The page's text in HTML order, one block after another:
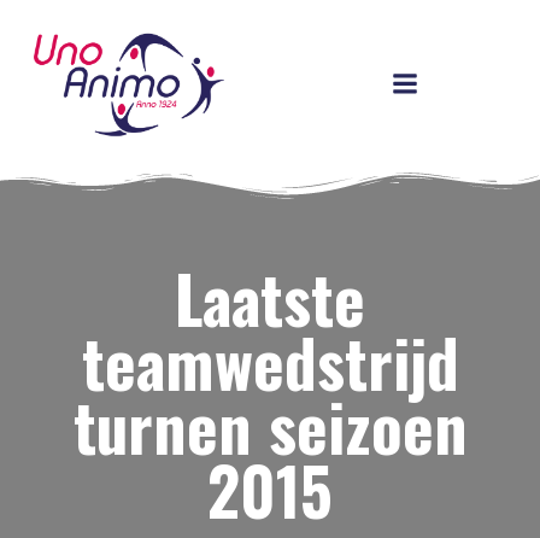
Laatste
teamwedstrijd
turnen seizoen
2015